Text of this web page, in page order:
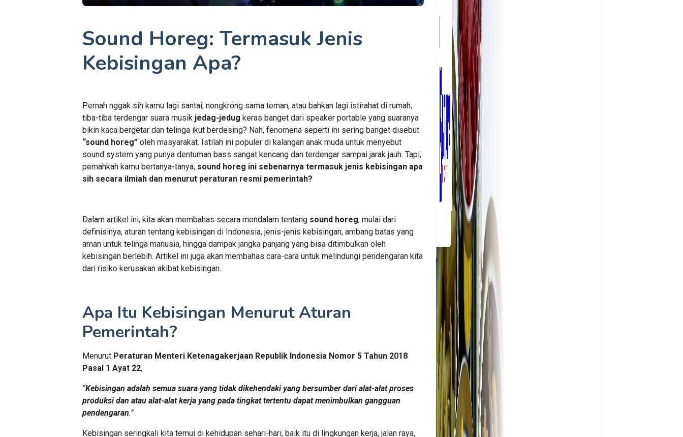
Sound Horeg: Termasuk Jenis
Kebisingan Apa?
Pernah nggak sih kamu lagi santai, nongkrong sama teman, atau bahkan lagi istirahat di rumah,
tiba-tiba terdengar suara musik jedag-jedug keras banget dari speaker portable yang suaranya
bikin kaca bergetar dan telinga ikut berdesing? Nah, fenomena seperti ini sering banget disebut
“sound horeg” oleh masyarakat. Istilah ini populer di kalangan anak muda untuk menyebut
sound system yang punya dentuman bass sangat kencang dan terdengar sampai jarak jauh. Tapi,
pernahkah kamu bertanya-tanya, sound horeg ini sebenarnya termasuk jenis kebisingan apa
sih secara ilmiah dan menurut peraturan resmi pemerintah?
Dalam artikel ini, kita akan membahas secara mendalam tentang sound horeg, mulai dari
definisinya, aturan tentang kebisingan di Indonesia, jenis-jenis kebisingan, ambang batas yang
aman untuk telinga manusia, hingga dampak jangka panjang yang bisa ditimbulkan oleh
kebisingan berlebih. Artikel ini juga akan membahas cara-cara untuk melindungi pendengaran kita
dari risiko kerusakan akibat kebisingan.
Apa Itu Kebisingan Menurut Aturan
Pemerintah?
Menurut Peraturan Menteri Ketenagakerjaan Republik Indonesia Nomor 5 Tahun 2018
Pasal 1 Ayat 22,
“Kebisingan adalah semua suara yang tidak dikehendaki yang bersumber dari alat-alat proses
produksi dan atau alat-alat kerja yang pada tingkat tertentu dapat menimbulkan gangguan
pendengaran.”
Kebisingan seringkali kita temui di kehidupan sehari-hari, baik itu di lingkungan kerja, jalan raya,